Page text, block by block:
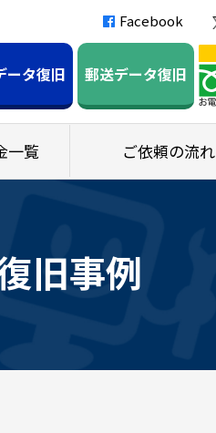
Facebook
ータ復旧 郵送データ復旧
一覧 ご依頼の流れ
旧事例